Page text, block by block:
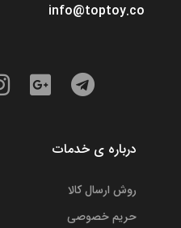
info@toptoy.co
درباره ی خدمات
روش ارسال کالا
حریم خصوصی